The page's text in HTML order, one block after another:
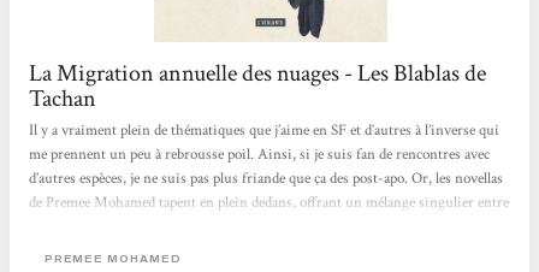
La Migration annuelle des nuages - Les Blablas de
Tachan
Il y a vraiment plein de thématiques que j’aime en SF et d’autres à l’inverse qui
me prennent un peu à rebrousse poil. Ainsi, si je suis fan de rencontres avec
d’autres espèces, je ne suis pas plus friande que ça des post-apo. Or, les novellas
de Premee Mohamed tapent en plein dedans, offrant un mélange singulier entre
simple qui a pourtant sa propre poésie, l’autrice indo-caribéenne, nous propose
PREMEE MOHAMED